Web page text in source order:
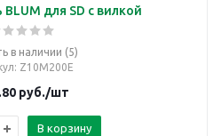
для SD с вилкой
в наличии (5)
: Z10M200E
руб./шт
В корзину